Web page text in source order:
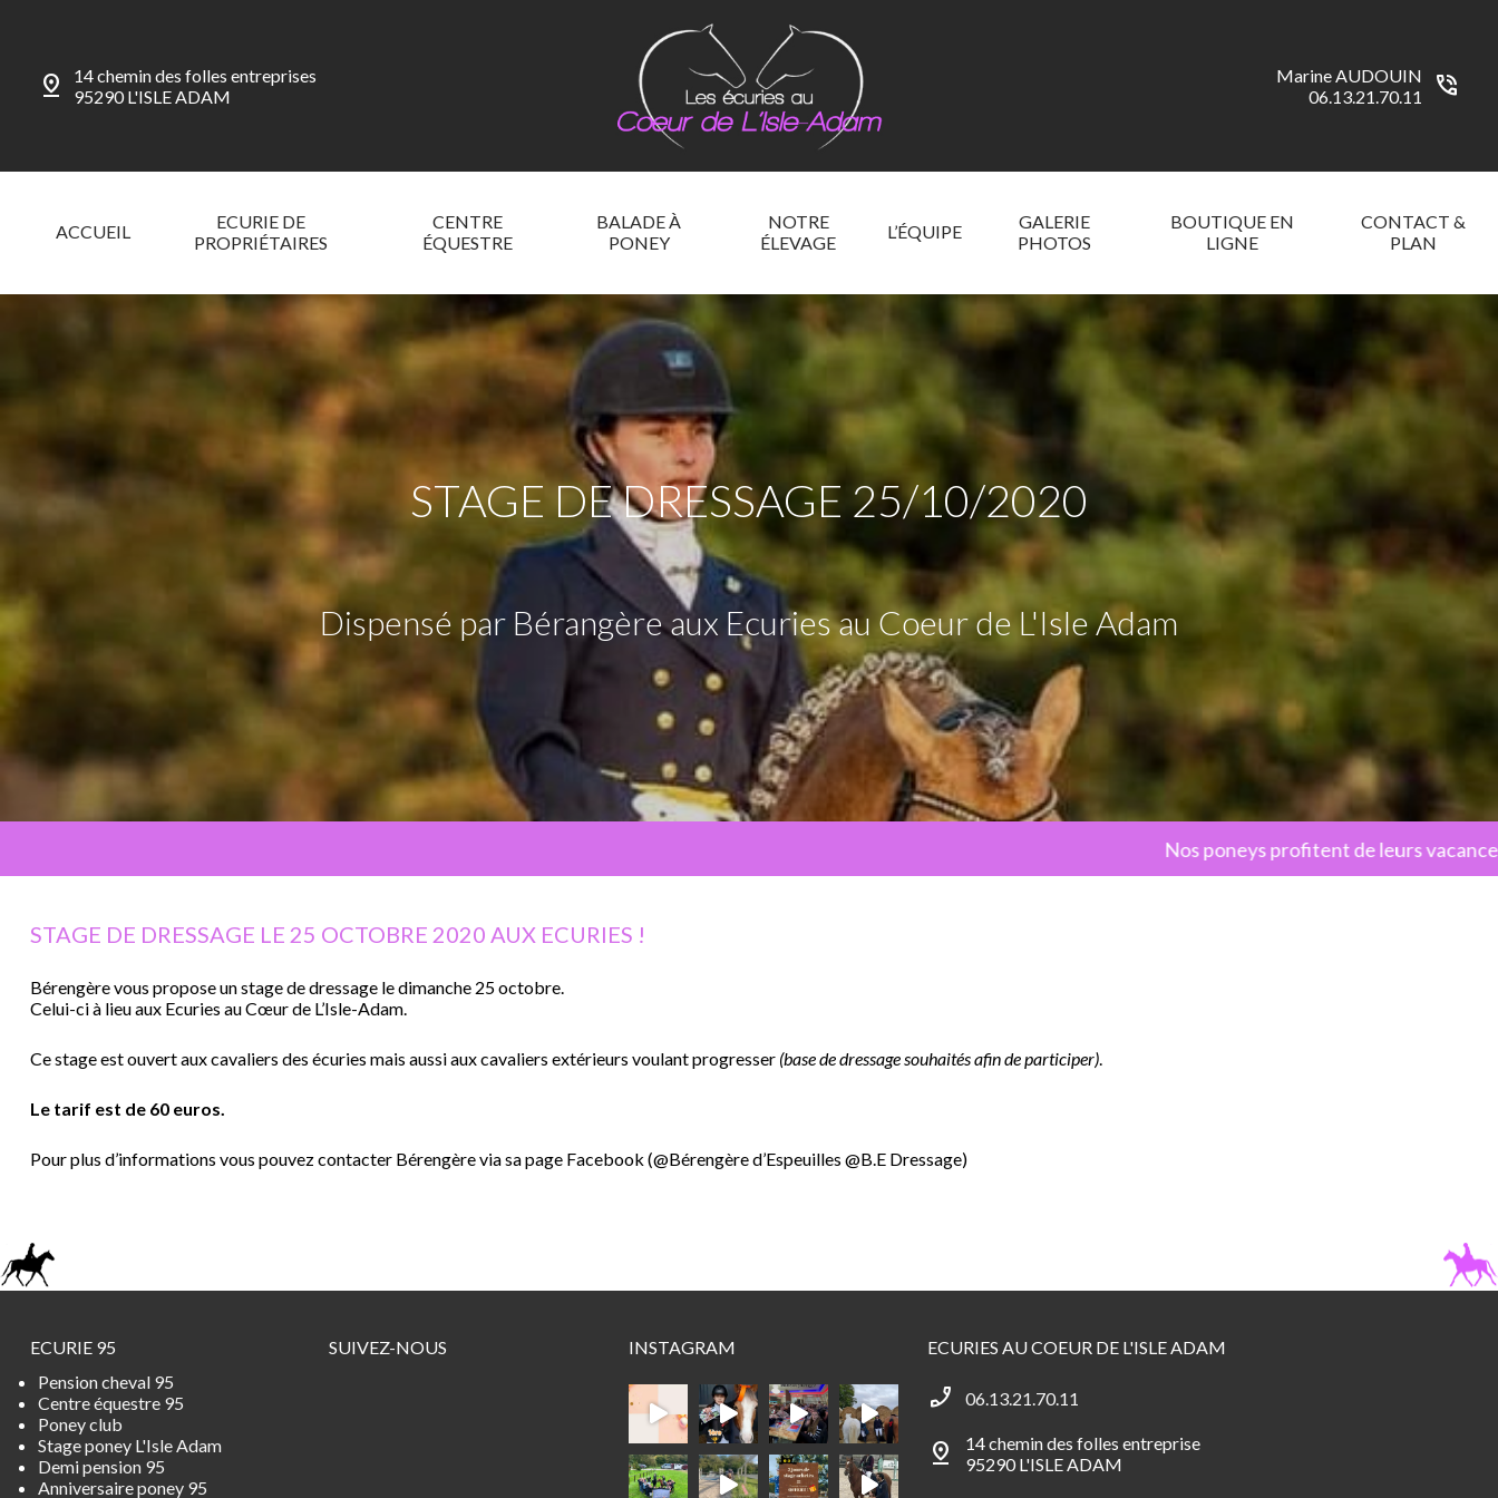
pin_drop
14 chemin des folles entreprises
95290 L'ISLE ADAM
Marine AUDOUIN
06.13.21.70.11
phone_in_talk
ACCUEIL
ECURIE DE
PROPRIÉTAIRES
CENTRE
ÉQUESTRE
BALADE À
PONEY
NOTRE
ÉLEVAGE
L’ÉQUIPE
GALERIE
PHOTOS
BOUTIQUE EN
LIGNE
CONTACT &
PLAN
STAGE DE DRESSAGE 25/10/2020
Dispensé par Bérangère aux Ecuries au Coeur de L'Isle Adam
Nos poneys profitent de leurs vacances,
STAGE DE DRESSAGE LE 25 OCTOBRE 2020 AUX ECURIES !
Bérengère vous propose un stage de dressage le dimanche 25 octobre.
Celui-ci à lieu aux Ecuries au Cœur de L’Isle-Adam.
Ce stage est ouvert aux cavaliers des écuries mais aussi aux cavaliers extérieurs voulant progresser (base de dressage souhaités afin de participer).
Le tarif est de 60 euros.
Pour plus d’informations vous pouvez contacter Bérengère via sa page Facebook (@Bérengère d’Espeuilles @B.E Dressage)
ECURIE 95
Pension cheval 95
Centre équestre 95
Poney club
Stage poney L'Isle Adam
Demi pension 95
Anniversaire poney 95
SUIVEZ-NOUS INSTAGRAM ECURIES AU COEUR DE L'ISLE ADAM
phone_enabled 06.13.21.70.11
pin_drop
14 chemin des folles entreprise
95290 L'ISLE ADAM